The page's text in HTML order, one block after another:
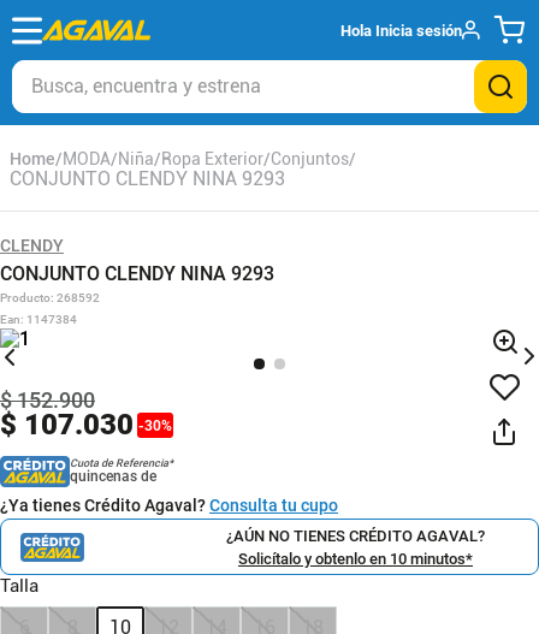
Hola Inicia sesión
Busca, encuentra y estrena
MODA Niña Ropa Exterior Conjuntos
CONJUNTO CLENDY NINA 9293
CLENDY
CONJUNTO CLENDY NINA 9293
Producto: 268592
Ean: 1147384
$ 107.030 -30%
$152.900
Cuota de Referencia*
quincenas de
¿Ya tienes Crédito Agaval?Consulta tu cupo
¿AÚN NO TIENES CRÉDITO AGAVAL?
Solicítalo y obtenlo en 10 minutos*
Talla
10